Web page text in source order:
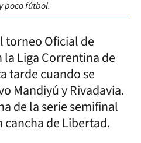
poco fútbol.
torneo Oficial de
la Liga Correntina de
tarde cuando se
Mandiyú y Rivadavia.
de la serie semifinal
cancha de Libertad.